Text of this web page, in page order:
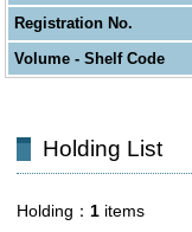
Registration No.
Volume - Shelf Code
Holding List
Holding 1 items